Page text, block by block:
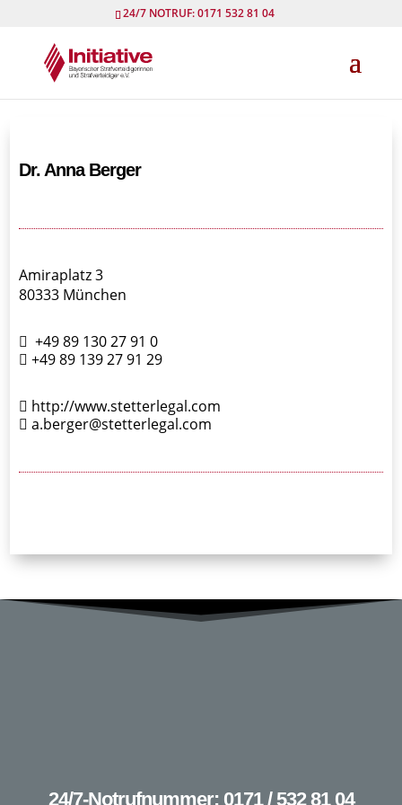
24/7 NOTRUF: 0171 532 81 04
Dr. Anna Berger
Amiraplatz 3
80333 München
+49 89 130 27 91 0
+49 89 139 27 91 29
http://www.stetterlegal.com
a.berger@stetterlegal.com
24/7-Notrufnummer: 0171 / 532 81 04